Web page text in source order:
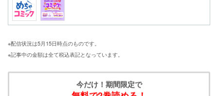
※配信状況は5月15日時点のものです。
※記事中の金額は全て税込表記となっています。
今だけ！期間限定で